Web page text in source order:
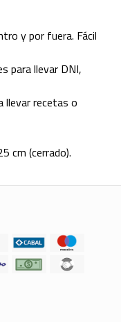
y por fuera. Fácil
para llevar DNI,
llevar recetas o
cm (cerrado).